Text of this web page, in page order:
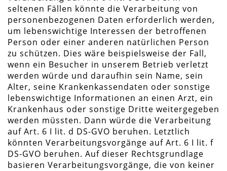
seltenen Fällen könnte die Verarbeitung von
personenbezogenen Daten erforderlich werden,
um lebenswichtige Interessen der betroffenen
Person oder einer anderen natürlichen Person
zu schützen. Dies wäre beispielsweise der Fall,
wenn ein Besucher in unserem Betrieb verletzt
werden würde und daraufhin sein Name, sein
Alter, seine Krankenkassendaten oder sonstige
lebenswichtige Informationen an einen Arzt, ein
Krankenhaus oder sonstige Dritte weitergegeben
werden müssten. Dann würde die Verarbeitung
auf Art. 6 I lit. d DS-GVO beruhen. Letztlich
könnten Verarbeitungsvorgänge auf Art. 6 I lit. f
DS-GVO beruhen. Auf dieser Rechtsgrundlage
basieren Verarbeitungsvorgänge, die von keiner